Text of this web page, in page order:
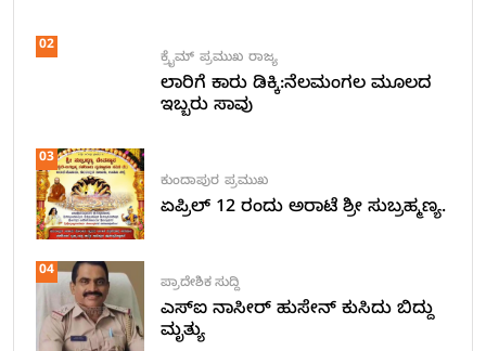
02
ಕ್ರೈಮ್ ಪ್ರಮುಖ ರಾಜ್ಯ
ಲಾರಿಗೆ ಕಾರು ಡಿಕ್ಕಿ:ನೆಲಮಂಗಲ ಮೂಲದ
ಇಬ್ಬರು ಸಾವು
03
ಕುಂದಾಪುರ ಪ್ರಮುಖ
ಏಪ್ರಿಲ್ 12 ರಂದು ಅರಾಟೆ ಶ್ರೀ ಸುಬ್ರಹ್ಮಣ್ಯ.
04
ಪ್ರಾದೇಶಿಕ ಸುದ್ದಿ
ಎಸ್ಐ ನಾಸೀರ್ ಹುಸೇನ್ ಕುಸಿದು ಬಿದ್ದು
ಮೃತ್ಯು